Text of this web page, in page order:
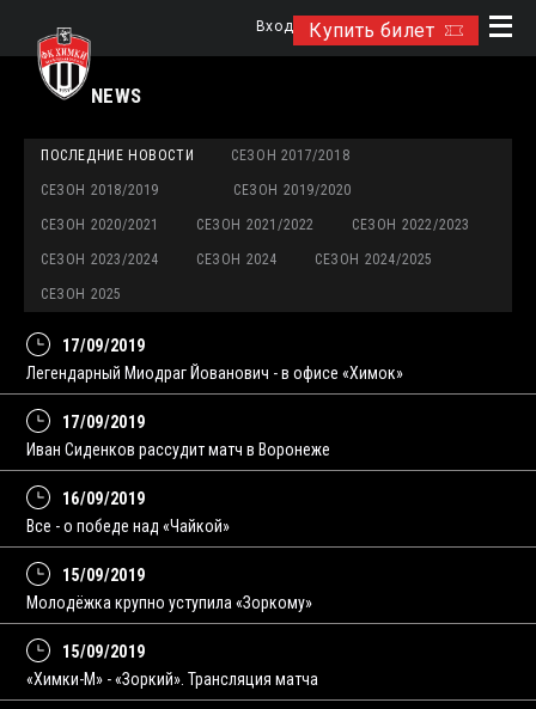
Купить билет
Вход
NEWS
ПОСЛЕДНИЕ НОВОСТИ СЕЗОН 2017/2018
СЕЗОН 2018/2019 СЕЗОН 2019/2020
СЕЗОН 2020/2021 СЕЗОН 2021/2022 СЕЗОН 2022/2023
СЕЗОН 2023/2024 СЕЗОН 2024 СЕЗОН 2024/2025
СЕЗОН 2025
17/09/2019
Легендарный Миодраг Йованович - в офисе «Химок»
17/09/2019
Иван Сиденков рассудит матч в Воронеже
16/09/2019
Все - о победе над «Чайкой»
15/09/2019
Молодёжка крупно уступила «Зоркому»
15/09/2019
«Химки-М» - «Зоркий». Трансляция матча